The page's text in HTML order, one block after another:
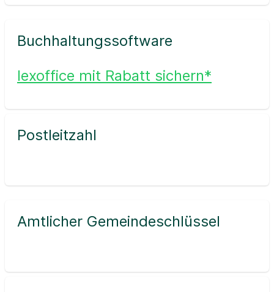
Buchhaltungssoftware
lexoffice mit Rabatt sichern*
Postleitzahl
Amtlicher Gemeindeschlüssel